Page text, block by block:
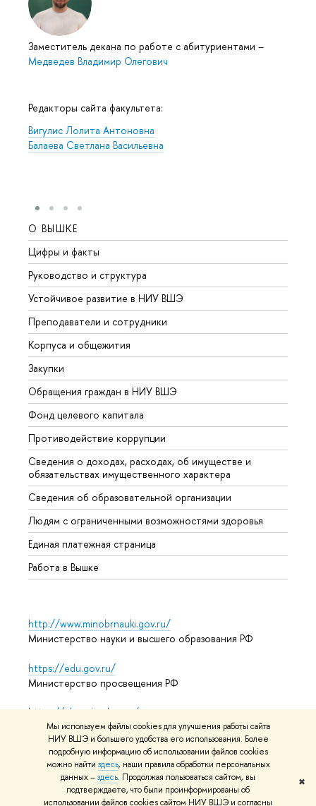
Мы используем файлы cookies для улучшения работы сайта
НИУ ВШЭ и большего удобства его использования. Более
подробную информацию об использовании файлов cookies
можно найти здесь, наши правила обработки персональных
данных –здесь. Продолжая пользоваться сайтом, вы
подтверждаете, что были проинформированы об
использовании файлов cookies сайтом НИУ ВШЭ и согласны
✖
Заместитель декана по работе с абитуриентами –
Медведев Владимир Олегович
Редакторы сайта факультета:
Вигулис Лолита Антоновна
Балаева Светлана Васильевна
О ВЫШКЕ
Цифры и факты
Руководство и структура
Устойчивое развитие в НИУ ВШЭ
Преподаватели и сотрудники
Корпуса и общежития
Закупки
Обращения граждан в НИУ ВШЭ
Фонд целевого капитала
Противодействие коррупции
Сведения о доходах, расходах, об имуществе и
обязательствах имущественного характера
Сведения об образовательной организации
Людям с ограниченными возможностями здоровья
Единая платежная страница
Работа в Вышке
http://www.minobrnauki.gov.ru/
Министерство науки и высшего образования РФ
https://edu.gov.ru/
Министерство просвещения РФ
https://elearning.hse.ru/mooc
Массовые открытые онлайн-курсы
© НИУ ВШЭ 1993–2026 Адреса и контактыУсловия
использования материаловПолитика конфиденциальности